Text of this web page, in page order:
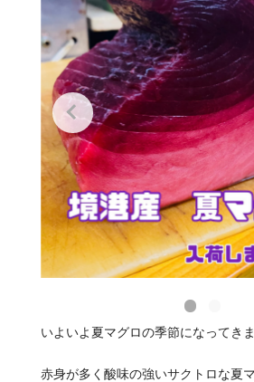
いよいよ夏マグロの季節になってき
赤身が多く酸味の強いサクトロな夏マ